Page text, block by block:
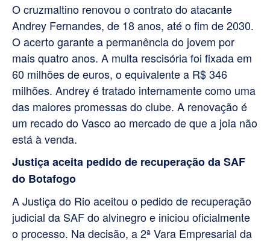
O cruzmaltino renovou o contrato do atacante
Andrey Fernandes, de 18 anos, até o fim de 2030.
O acerto garante a permanência do jovem por
mais quatro anos. A multa rescisória foi fixada em
60 milhões de euros, o equivalente a R$ 346
milhões. Andrey é tratado internamente como uma
das maiores promessas do clube. A renovação é
um recado do Vasco ao mercado de que a joia não
está à venda.
Justiça aceita pedido de recuperação da SAF
do Botafogo
A Justiça do Rio aceitou o pedido de recuperação
judicial da SAF do alvinegro e iniciou oficialmente
o processo. Na decisão, a 2ª Vara Empresarial da